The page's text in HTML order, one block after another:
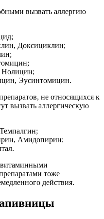
вызвать аллергию
Доксициклин;
Эусинтомицин.
не относящихся к
вызвать аллергическую
Амидопирин;
витаминными
тоже
действия.